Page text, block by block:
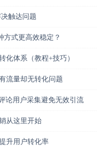
触达问题
方式更高效稳定？
化体系（教程+技巧）
流量却无转化问题
论用户采集避免无效引流
从这里开始
升用户转化率